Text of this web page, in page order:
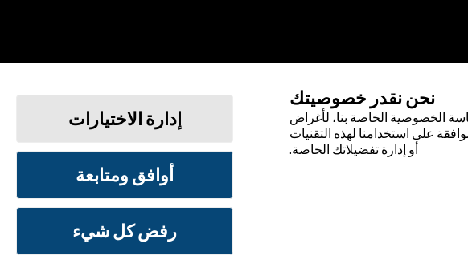
سياسة الخصوصية
نحن نقدر خصوصيتك
الخصوصية الخاصة بنا، لأغراض
على استخدامنا لهذه التقنيات
أو إدارة تفضيلاتك الخاصة.
إدارة الاختيارات
أوافق ومتابعة
رفض كل شيء